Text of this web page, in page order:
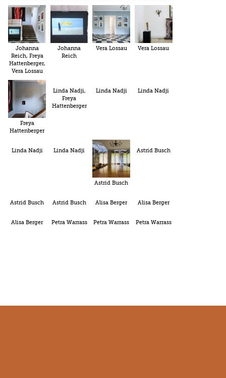
Johanna
Reich, Freya
Hattenberger,
Vera Lossau
Johanna
Reich
Vera Lossau Vera Lossau
Freya
Hattenberger
Linda Nadji,
Freya
Hattenberger
Linda Nadji Linda Nadji
Linda Nadji Linda Nadji
Astrid Busch
Astrid Busch
Astrid Busch Astrid Busch Alisa Berger Alisa Berger
Alisa Berger Petra Warrass Petra Warrass Petra Warrass